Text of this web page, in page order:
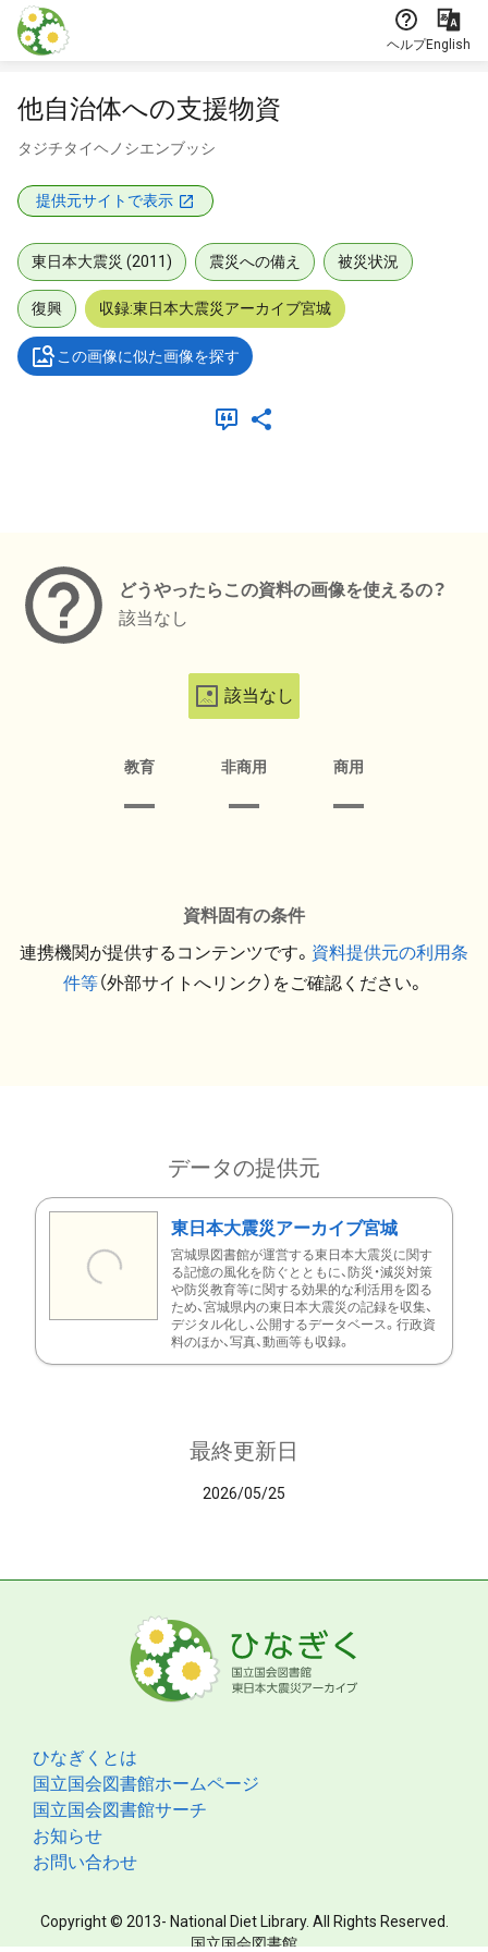
本文に飛ぶ
ヘルプEnglish
他自治体への支援物資
タジチタイヘノシエンブッシ
提供元サイトで表示
東日本大震災 (2011) 震災への備え 被災状況
復興 収録:東日本大震災アーカイブ宮城
この画像に似た画像を探す
どうやったらこの資料の画像を使えるの？
該当なし
該当なし
教育 非商用 商用
資料固有の条件
連携機関が提供するコンテンツです。 資料提供元の利用条
件等（外部サイトへリンク）をご確認ください。
データの提供元
東日本大震災アーカイブ宮城
宮城県図書館が運営する東日本大震災に関す
る記憶の風化を防ぐとともに、防災・減災対策
や防災教育等に関する効果的な利活用を図る
ため、宮城県内の東日本大震災の記録を収集、
デジタル化し、公開するデータベース。行政資
料のほか、写真、動画等も収録。
最終更新日
2026/05/25
ひなぎくとは
国立国会図書館ホームページ
国立国会図書館サーチ
お知らせ
お問い合わせ
Copyright © 2013- National Diet Library. All Rights Reserved.